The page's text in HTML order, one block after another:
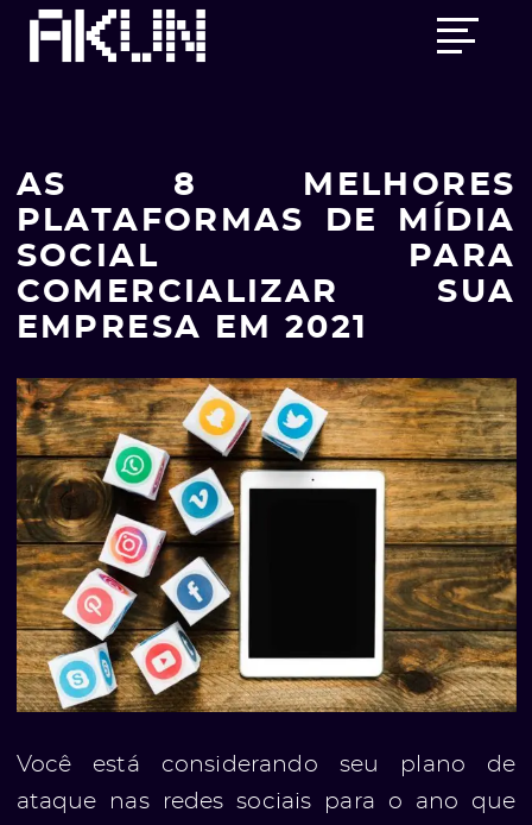
Main
Skip
AS 8 MELHORES
PLATAFORMAS DE MÍDIA
SOCIAL PARA
COMERCIALIZAR SUA
EMPRESA EM 2021
Você está considerando seu plano de
ataque nas redes sociais para o ano que